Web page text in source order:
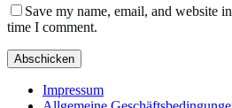
Save my name, email, and website
time I comment.
Impressum